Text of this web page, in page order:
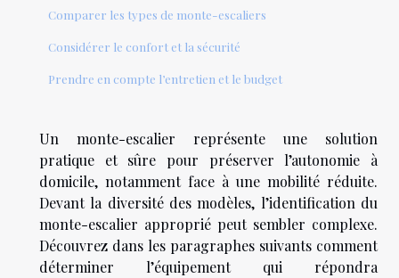
Comparer les types de monte-escaliers
Considérer le confort et la sécurité
Prendre en compte l’entretien et le budget
Un monte-escalier représente une solution
pratique et sûre pour préserver l’autonomie à
domicile, notamment face à une mobilité réduite.
Devant la diversité des modèles, l’identification du
monte-escalier approprié peut sembler complexe.
Découvrez dans les paragraphes suivants comment
déterminer l’équipement qui répondra